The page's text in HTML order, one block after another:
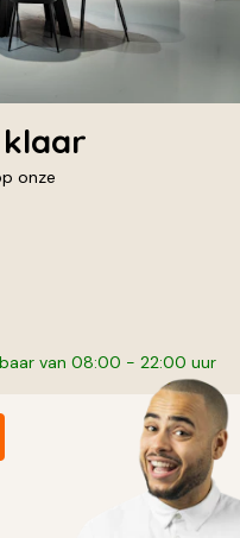
onze
van 08:00 - 22:00 uur